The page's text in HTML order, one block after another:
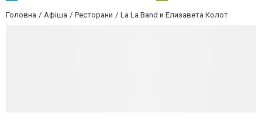
Головна Афіша Ресторани La La Band и Елизавета Колот